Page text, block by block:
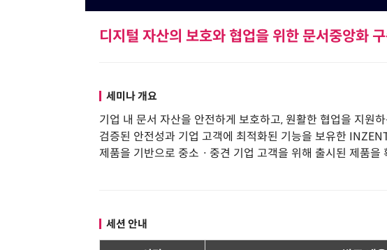
디지털 자산의 보호와 협업을 위한 문서중앙화
세미나 개요
기업 내 문서 자산을 안전하게 보호하고, 원활한 협업을 지원
검증된 안전성과 기업 고객에 최적화된 기능을 보유한
제품을 기반으로 중소ㆍ중견 기업 고객을 위해 출시된 제품을
세션 안내